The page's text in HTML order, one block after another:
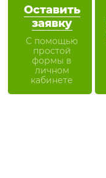
Оставить
заявку
С помощью
простой
формы в
личном
кабинете